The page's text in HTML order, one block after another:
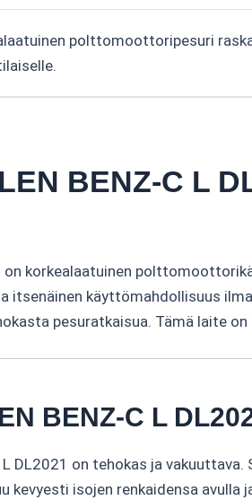
polttomoottoripesuri
BENZ-C L
on korkealaatuinen
itsenäinen käyttömahdollisuus
pesuratkaisua. Tämä laite
BENZ-C L
L DL2021 on tehokas ja
kevyesti isojen renkaidensa